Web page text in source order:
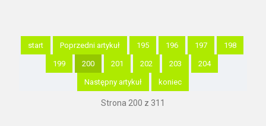
start Poprzedni artykuł 195 196 197 198
199 200 201 202 203 204
Następny artykuł koniec
Strona 200 z 311